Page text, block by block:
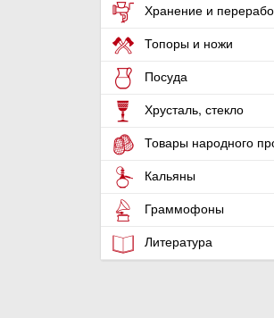
Хранение и
Топоры и ножи
Посуда
Хрусталь, стекло
Товары народного
Кальяны
Граммофоны
Литература